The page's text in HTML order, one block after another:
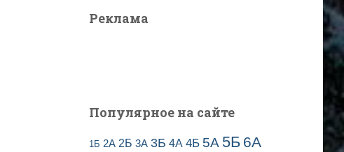
Реклама
Популярное на сайте
1Б 2А 2Б 3А 3Б 4А 4Б 5А 5Б 6А